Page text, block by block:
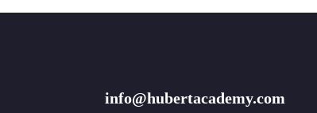
info@hubertacademy.com